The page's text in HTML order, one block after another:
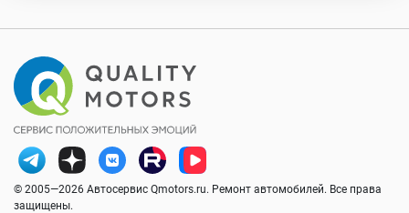
© 2005—2026 Автосервис Qmotors.ru. Ремонт автомобилей. Все права
защищены.